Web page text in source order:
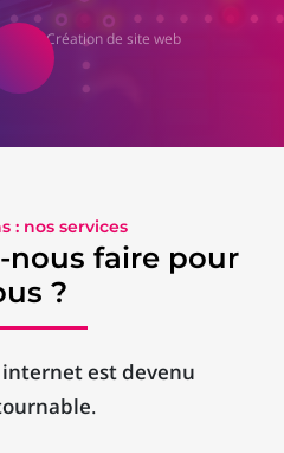
Création de site web
: nos services
nous faire pour
?
est devenu
.